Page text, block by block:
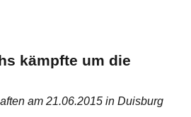
kämpfte um die
am 21.06.2015 in Duisburg